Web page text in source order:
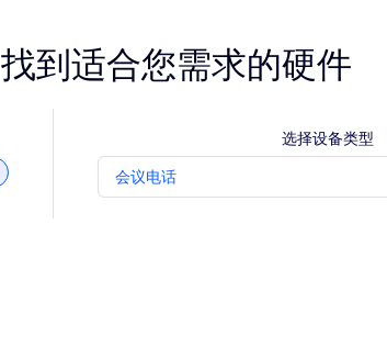
找到适合您需求的硬件
选择设备类型
会议电话